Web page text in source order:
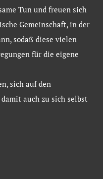
Tun und freuen sich
Gemeinschaft, in der
sodaß diese vielen
für die eigene
sich auf den
auch zu sich selbst